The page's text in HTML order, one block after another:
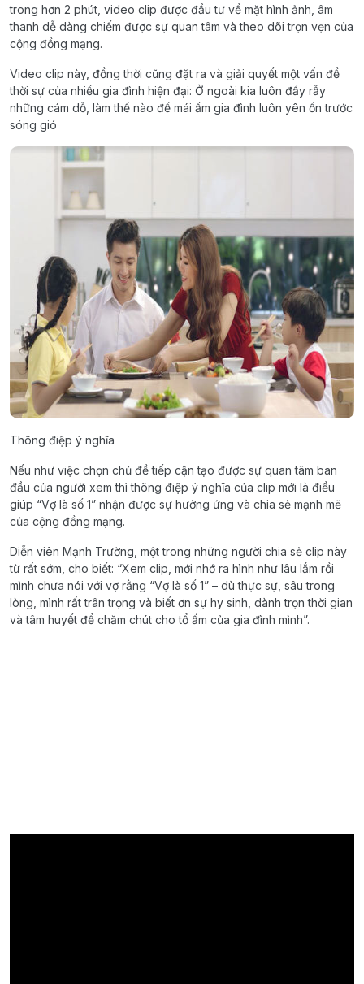
trong hơn 2 phút, video clip được đầu tư về mặt hình ảnh, âm
thanh dễ dàng chiếm được sự quan tâm và theo dõi trọn vẹn của
cộng đồng mạng.
Video clip này, đồng thời cũng đặt ra và giải quyết một vấn đề
thời sự của nhiều gia đình hiện đại: Ở ngoài kia luôn đầy rẫy
những cám dỗ, làm thế nào để mái ấm gia đình luôn yên ổn trước
sóng gió
Thông điệp ý nghĩa
Nếu như việc chọn chủ đề tiếp cận tạo được sự quan tâm ban
đầu của người xem thì thông điệp ý nghĩa của clip mới là điều
giúp “Vợ là số 1” nhận được sự hưởng ứng và chia sẻ mạnh mẽ
của cộng đồng mạng.
Diễn viên Mạnh Trường, một trong những người chia sẻ clip này
từ rất sớm, cho biết: “Xem clip, mới nhớ ra hình như lâu lắm rồi
mình chưa nói với vợ rằng “Vợ là số 1” – dù thực sự, sâu trong
lòng, mình rất trân trọng và biết ơn sự hy sinh, dành trọn thời gian
và tâm huyết để chăm chút cho tổ ấm của gia đình mình”.